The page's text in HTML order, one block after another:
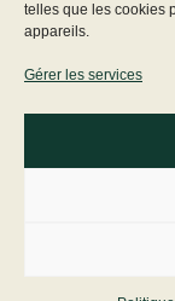
telles que les cookies
appareils.
Gérer les services